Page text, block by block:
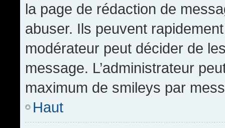
la page de rédaction de
abuser. Ils peuvent
modérateur peut décider de
message. L’administrateur
maximum de smileys par
Haut